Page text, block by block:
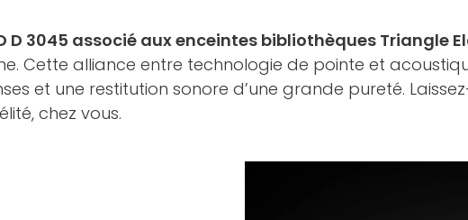
3045 associé aux enceintes bibliothèques Triangle
Cette alliance entre technologie de pointe et
et une restitution sonore d’une grande pureté.
chez vous.